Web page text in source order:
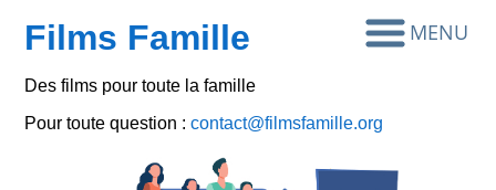
Films Famille
Des films pour toute la famille
Pour toute question :contact@filmsfamille.org